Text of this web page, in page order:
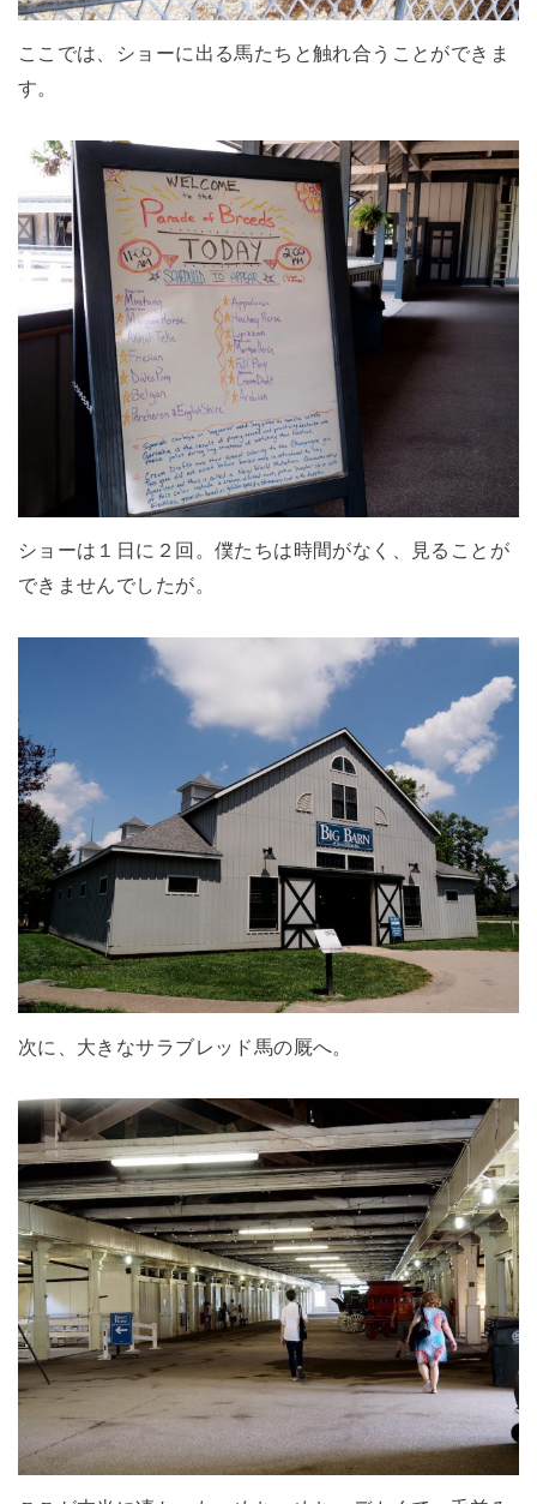
ここでは、ショーに出る馬たちと触れ合うことができま
す。
ショーは１日に２回。僕たちは時間がなく、見ることが
できませんでしたが。
次に、大きなサラブレッド馬の厩へ。